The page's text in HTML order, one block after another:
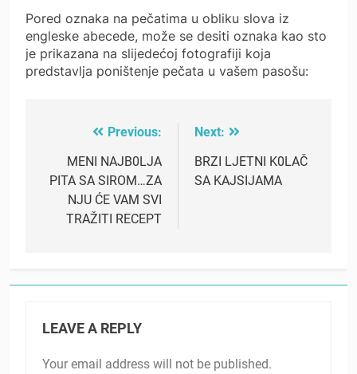
Pored oznaka na pečatima u obliku slova iz
engleske abecede, može se desiti oznaka kao sto
je prikazana na slijedećoj fotografiji koja
predstavlja poništenje pečata u vašem pasošu:
navigation
Previous:
MENI NAJB0LJA
PITA SA SIROM…ZA
NJU ĆE VAM SVI
TRAŽITI RECEPT
Next:
BRZI LJETNI K0LAČ
SA KAJSIJAMA
LEAVE A REPLY
Your email address will not be published.